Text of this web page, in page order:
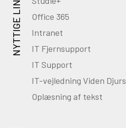
NYTTIGE LINKS
Office 365
Intranet
IT Fjernsupport
IT Support
IT-vejledning Viden Djurs
Oplæsning af tekst